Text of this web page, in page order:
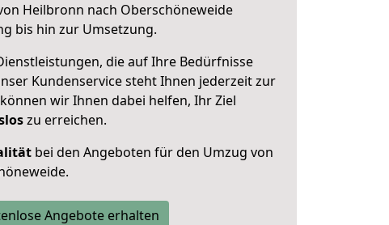
Heilbronn nach Oberschöneweide
bis hin zur Umsetzung.
die auf Ihre Bedürfnisse
Kundenservice steht Ihnen jederzeit zur
wir Ihnen dabei helfen, Ihr Ziel
zu erreichen.
bei den Angeboten für den Umzug von
Angebote erhalten